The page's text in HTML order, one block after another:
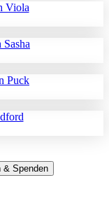
Viola
Puck
& Spenden